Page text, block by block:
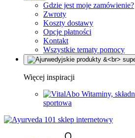
Gdzie jest moje zamówienie?
Zwroty
Koszty dostawy
Opcje płatności
Kontakt
Wszystkie tematy pomocy
Więcej inspiracji
Witaminy,
sportowa